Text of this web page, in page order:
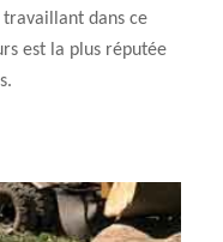
travaillant dans ce
est la plus réputée